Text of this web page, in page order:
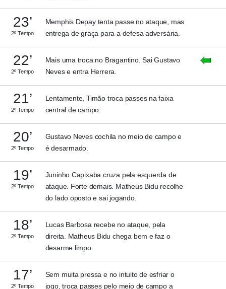
23’
2º Tempo
Memphis Depay tenta passe no ataque, mas
entrega de graça para a defesa adversária.
22’
2º Tempo
Mais uma troca no Bragantino. Sai Gustavo
Neves e entra Herrera.
21’
2º Tempo
Lentamente, Timão troca passes na faixa
central de campo.
20’
2º Tempo
Gustavo Neves cochila no meio de campo e
é desarmado.
19’
2º Tempo
Juninho Capixaba cruza pela esquerda de
ataque. Forte demais. Matheus Bidu recolhe
do lado oposto e sai jogando.
18’
2º Tempo
Lucas Barbosa recebe no ataque, pela
direita. Matheus Bidu chega bem e faz o
desarme limpo.
17’
2º Tempo
Sem muita pressa e no intuito de esfriar o
jogo, troca passes pelo meio de campo a